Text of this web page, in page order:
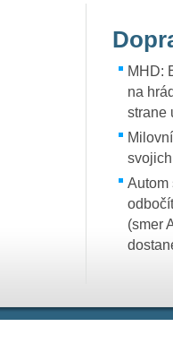
MHD:
na
strane
Autom
(smer